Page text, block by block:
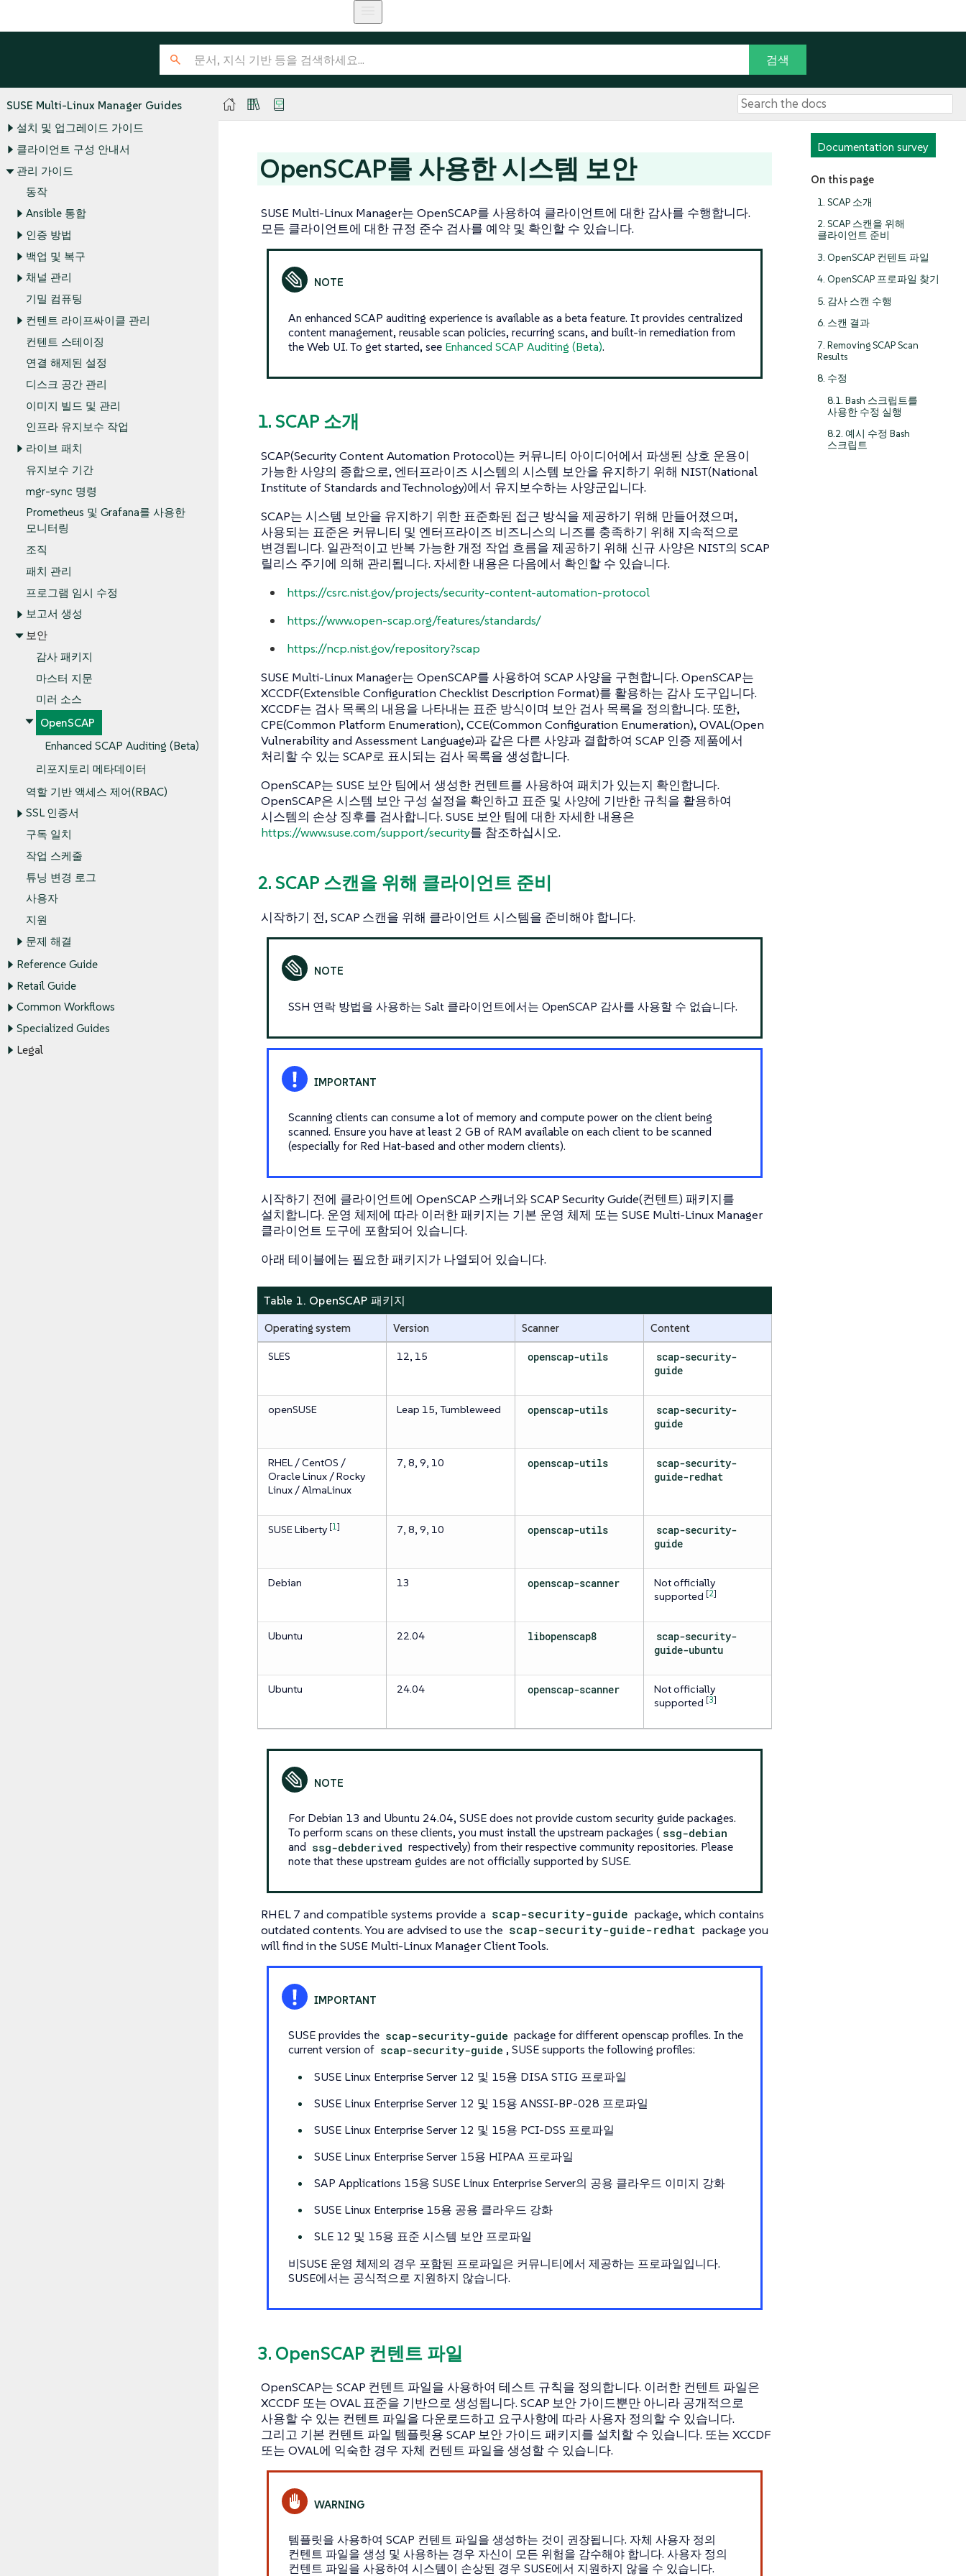
SUSE Multi-Linux Manager Guides
설치 및 업그레이드 가이드
클라이언트 구성 안내서
관리 가이드
동작
Ansible 통합
인증 방법
백업 및 복구
채널 관리
기밀 컴퓨팅
컨텐트 라이프싸이클 관리
컨텐트 스테이징
연결 해제된 설정
디스크 공간 관리
이미지 빌드 및 관리
인프라 유지보수 작업
라이브 패치
유지보수 기간
mgr-sync 명령
Prometheus 및 Grafana를 사용한
모니터링
조직
패치 관리
프로그램 임시 수정
보고서 생성
보안
감사 패키지
마스터 지문
미러 소스
OpenSCAP
Enhanced SCAP Auditing (Beta)
리포지토리 메타데이터
역할 기반 액세스 제어(RBAC)
SSL 인증서
구독 일치
작업 스케줄
튜닝 변경 로그
사용자
지원
문제 해결
Reference Guide
Retail Guide
Common Workflows
Specialized Guides
Legal
Documentation survey
On this page
1. SCAP 소개
2. SCAP 스캔을 위해
클라이언트 준비
3. OpenSCAP 컨텐트 파일
4. OpenSCAP 프로파일 찾기
5. 감사 스캔 수행
6. 스캔 결과
7. Removing SCAP Scan
Results
8. 수정
8.1. Bash 스크립트를
사용한 수정 실행
8.2. 예시 수정 Bash
스크립트
OpenSCAP를 사용한 시스템 보안
SUSE Multi-Linux Manager는 OpenSCAP를 사용하여 클라이언트에 대한 감사를 수행합니다.
모든 클라이언트에 대한 규정 준수 검사를 예약 및 확인할 수 있습니다.
An enhanced SCAP auditing experience is available as a beta feature. It provides centralized
content management, reusable scan policies, recurring scans, and built-in remediation from
the Web UI. To get started, see Enhanced SCAP Auditing (Beta).
1. SCAP 소개
SCAP(Security Content Automation Protocol)는 커뮤니티 아이디어에서 파생된 상호 운용이
가능한 사양의 종합으로, 엔터프라이즈 시스템의 시스템 보안을 유지하기 위해 NIST(National
Institute of Standards and Technology)에서 유지보수하는 사양군입니다.
SCAP는 시스템 보안을 유지하기 위한 표준화된 접근 방식을 제공하기 위해 만들어졌으며,
사용되는 표준은 커뮤니티 및 엔터프라이즈 비즈니스의 니즈를 충족하기 위해 지속적으로
변경됩니다. 일관적이고 반복 가능한 개정 작업 흐름을 제공하기 위해 신규 사양은 NIST의 SCAP
릴리스 주기에 의해 관리됩니다. 자세한 내용은 다음에서 확인할 수 있습니다.
https://csrc.nist.gov/projects/security-content-automation-protocol
https://www.open-scap.org/features/standards/
https://ncp.nist.gov/repository?scap
SUSE Multi-Linux Manager는 OpenSCAP를 사용하여 SCAP 사양을 구현합니다. OpenSCAP는
XCCDF(Extensible Configuration Checklist Description Format)를 활용하는 감사 도구입니다.
XCCDF는 검사 목록의 내용을 나타내는 표준 방식이며 보안 검사 목록을 정의합니다. 또한,
CPE(Common Platform Enumeration), CCE(Common Configuration Enumeration), OVAL(Open
Vulnerability and Assessment Language)과 같은 다른 사양과 결합하여 SCAP 인증 제품에서
처리할 수 있는 SCAP로 표시되는 검사 목록을 생성합니다.
OpenSCAP는 SUSE 보안 팀에서 생성한 컨텐트를 사용하여 패치가 있는지 확인합니다.
OpenSCAP은 시스템 보안 구성 설정을 확인하고 표준 및 사양에 기반한 규칙을 활용하여
시스템의 손상 징후를 검사합니다. SUSE 보안 팀에 대한 자세한 내용은
https://www.suse.com/support/security를 참조하십시오.
2. SCAP 스캔을 위해 클라이언트 준비
시작하기 전, SCAP 스캔을 위해 클라이언트 시스템을 준비해야 합니다.
SSH 연락 방법을 사용하는 Salt 클라이언트에서는 OpenSCAP 감사를 사용할 수 없습니다.
Scanning clients can consume a lot of memory and compute power on the client being
scanned. Ensure you have at least 2 GB of RAM available on each client to be scanned
(especially for Red Hat-based and other modern clients).
시작하기 전에 클라이언트에 OpenSCAP 스캐너와 SCAP Security Guide(컨텐트) 패키지를
설치합니다. 운영 체제에 따라 이러한 패키지는 기본 운영 체제 또는 SUSE Multi-Linux Manager
클라이언트 도구에 포함되어 있습니다.
아래 테이블에는 필요한 패키지가 나열되어 있습니다.
Table 1. OpenSCAP 패키지
Operating system Version Scanner Content
SLES 12, 15 openscap-utils
scap-security-
guide
openSUSE Leap 15, Tumbleweed openscap-utils
scap-security-
guide
RHEL / CentOS /
Oracle Linux / Rocky
Linux / AlmaLinux
7, 8, 9, 10 openscap-utils
scap-security-
guide-redhat
SUSE Liberty [1] 7, 8, 9, 10 openscap-utils
scap-security-
guide
Debian 13 openscap-scanner
Not officially
supported [2]
Ubuntu 22.04 libopenscap8
scap-security-
guide-ubuntu
Ubuntu 24.04 openscap-scanner
Not officially
supported [3]
For Debian 13 and Ubuntu 24.04, SUSE does not provide custom security guide packages.
To perform scans on these clients, you must install the upstream packages ( ssg-debian
and ssg-debderived respectively) from their respective community repositories. Please
note that these upstream guides are not officially supported by SUSE.
RHEL 7 and compatible systems provide a scap-security-guide package, which contains
outdated contents. You are advised to use the scap-security-guide-redhat package you
will find in the SUSE Multi-Linux Manager Client Tools.
SUSE provides the scap-security-guide package for different openscap profiles. In the
current version of scap-security-guide , SUSE supports the following profiles:
SUSE Linux Enterprise Server 12 및 15용 DISA STIG 프로파일
SUSE Linux Enterprise Server 12 및 15용 ANSSI-BP-028 프로파일
SUSE Linux Enterprise Server 12 및 15용 PCI-DSS 프로파일
SUSE Linux Enterprise Server 15용 HIPAA 프로파일
SAP Applications 15용 SUSE Linux Enterprise Server의 공용 클라우드 이미지 강화
SUSE Linux Enterprise 15용 공용 클라우드 강화
SLE 12 및 15용 표준 시스템 보안 프로파일
비SUSE 운영 체제의 경우 포함된 프로파일은 커뮤니티에서 제공하는 프로파일입니다.
SUSE에서는 공식적으로 지원하지 않습니다.
3. OpenSCAP 컨텐트 파일
OpenSCAP는 SCAP 컨텐트 파일을 사용하여 테스트 규칙을 정의합니다. 이러한 컨텐트 파일은
XCCDF 또는 OVAL 표준을 기반으로 생성됩니다. SCAP 보안 가이드뿐만 아니라 공개적으로
사용할 수 있는 컨텐트 파일을 다운로드하고 요구사항에 따라 사용자 정의할 수 있습니다.
그리고 기본 컨텐트 파일 템플릿용 SCAP 보안 가이드 패키지를 설치할 수 있습니다. 또는 XCCDF
또는 OVAL에 익숙한 경우 자체 컨텐트 파일을 생성할 수 있습니다.
템플릿을 사용하여 SCAP 컨텐트 파일을 생성하는 것이 권장됩니다. 자체 사용자 정의
컨텐트 파일을 생성 및 사용하는 경우 자신이 모든 위험을 감수해야 합니다. 사용자 정의
컨텐트 파일을 사용하여 시스템이 손상된 경우 SUSE에서 지원하지 않을 수 있습니다.